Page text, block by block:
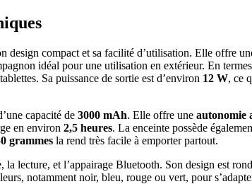
design compact et sa facilité d’utilisation. Elle offre
idéal pour une utilisation en extérieur. En
Sa puissance de sortie est d’environ 12 W, ce
capacité de 3000 mAh. Elle offre une autonomie
en environ 2,5 heures. La enceinte possède
grammes la rend très facile à emporter partout.
lecture, et l’appairage Bluetooth. Son design est
notamment noir, bleu, rouge ou vert, pour